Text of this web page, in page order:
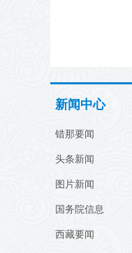
新闻中心
错那要闻
头条新闻
图片新闻
国务院信息
西藏要闻